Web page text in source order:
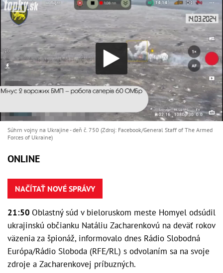
Súhrn vojny na Ukrajine - deň č. 750 (Zdroj: Facebook/General Staff of The Armed
Forces of Ukraine)
ONLINE
NAČÍTAŤ NOVÉ SPRÁVY
21:50 Oblastný súd v bieloruskom meste Homyel odsúdil
ukrajinskú občianku Natáliu Zacharenkovú na deväť rokov
väzenia za špionáž, informovalo dnes Rádio Slobodná
Európa/Rádio Sloboda (RFE/RL) s odvolaním sa na svoje
zdroje a Zacharenkovej príbuzných.